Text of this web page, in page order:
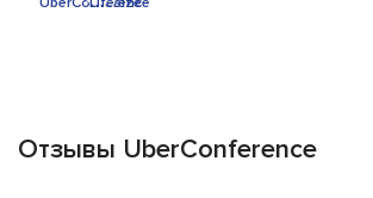
Отзывы UberConference